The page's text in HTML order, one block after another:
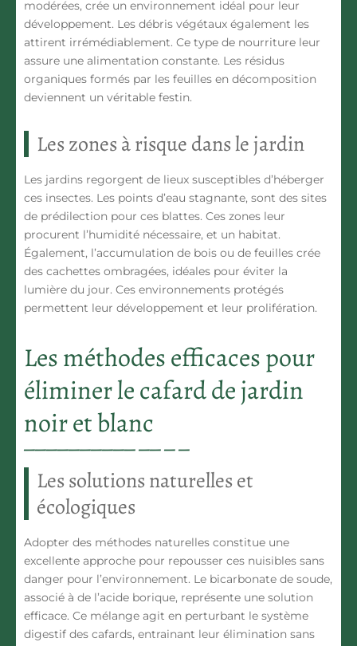
modérées, crée un environnement idéal pour leur
développement. Les débris végétaux également les
attirent irrémédiablement. Ce type de nourriture leur
assure une alimentation constante. Les résidus
organiques formés par les feuilles en décomposition
deviennent un véritable festin.
Les zones à risque dans le jardin
Les jardins regorgent de lieux susceptibles d’héberger
ces insectes. Les points d’eau stagnante, sont des sites
de prédilection pour ces blattes. Ces zones leur
procurent l’humidité nécessaire, et un habitat.
Également, l’accumulation de bois ou de feuilles crée
des cachettes ombragées, idéales pour éviter la
lumière du jour. Ces environnements protégés
permettent leur développement et leur prolifération.
Les méthodes efficaces pour
éliminer le cafard de jardin
noir et blanc
Les solutions naturelles et
écologiques
Adopter des méthodes naturelles constitue une
excellente approche pour repousser ces nuisibles sans
danger pour l’environnement. Le bicarbonate de soude,
associé à de l’acide borique, représente une solution
efficace. Ce mélange agit en perturbant le système
digestif des cafards, entrainant leur élimination sans